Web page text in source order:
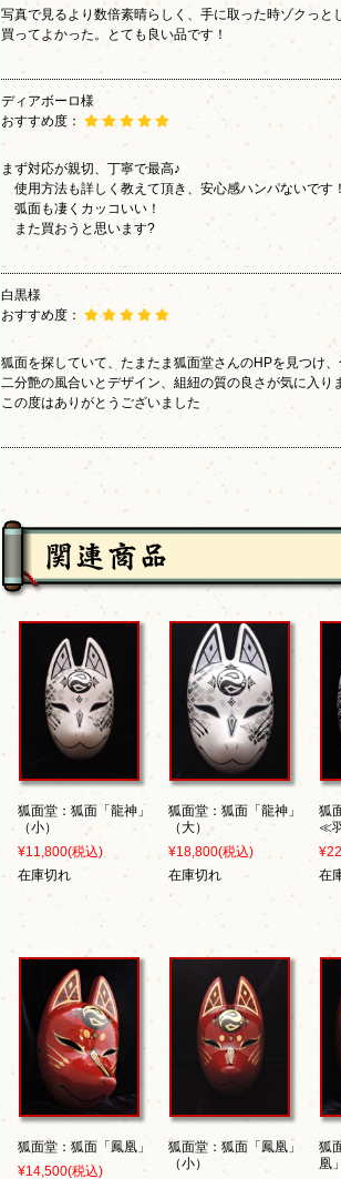
写真で見るより数倍素晴らしく、手に取った時ゾクっと
買ってよかった。とても良い品です！
ディアボーロ様
おすすめ度：
まず対応が親切、丁寧で最高♪
使用方法も詳しく教えて頂き、安心感ハンパないです！
弧面も凄くカッコいい！
また買おうと思います?
白黒様
おすすめ度：
狐面を探していて、たまたま狐面堂さんのHPを見つけ
二分艶の風合いとデザイン、組紐の質の良さが気に入り
この度はありがとうございました
狐面堂：狐面「龍神」
（小）
¥11,800(税込)
在庫切れ
狐面堂：狐面「龍神」
（大）
¥18,800(税込)
在庫切れ
狐
≪
在
狐面堂：狐面「鳳凰」
¥14,500(税込)
狐面堂：狐面「鳳凰」
（小）
狐
凰」